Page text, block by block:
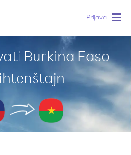
Prijava
Burkina Faso